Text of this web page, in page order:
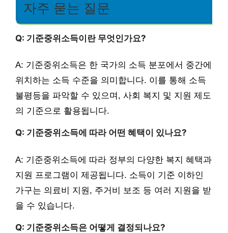
자주 묻는 질문
Q: 기준중위소득이란 무엇인가요?
A: 기준중위소득은 한 국가의 소득 분포에서 중간에
위치하는 소득 수준을 의미합니다. 이를 통해 소득
불평등을 파악할 수 있으며, 사회 복지 및 지원 제도
의 기준으로 활용됩니다.
Q: 기준중위소득에 따라 어떤 혜택이 있나요?
A: 기준중위소득에 따라 정부의 다양한 복지 혜택과
지원 프로그램이 제공됩니다. 소득이 기준 이하인
가구는 의료비 지원, 주거비 보조 등 여러 지원을 받
을 수 있습니다.
Q: 기준중위소득은 어떻게 결정되나요?